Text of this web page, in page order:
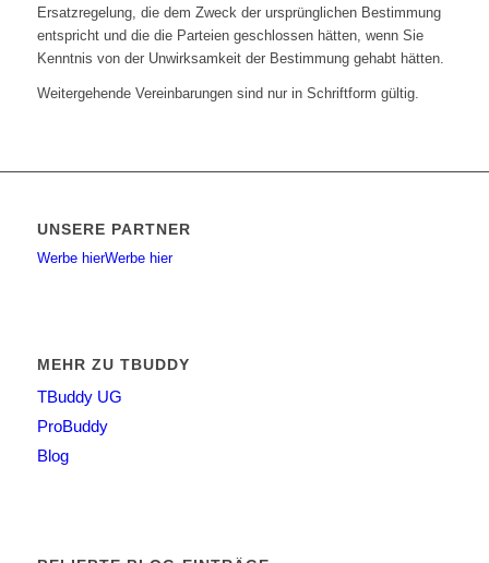
Ersatzregelung, die dem Zweck der ursprünglichen Bestimmung
entspricht und die die Parteien geschlossen hätten, wenn Sie
Kenntnis von der Unwirksamkeit der Bestimmung gehabt hätten.
Weitergehende Vereinbarungen sind nur in Schriftform gültig.
UNSERE PARTNER
Werbe hierWerbe hier
MEHR ZU TBUDDY
TBuddy UG
ProBuddy
Blog